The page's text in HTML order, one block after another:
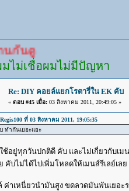
มไม่เชื่อผมไม่มีปัญหา
Re: DIY คอยล์แยกโรตารี่ใน EK คับ
« ตอบ #45 เมื่อ:03 สิงหาคม 2011, 20:49:05 »
ที่ 03 สิงหาคม 2011, 19:05:35
ทำกันเยอะแยะ
ช้อยู่ทุกวันปกติดี คับ และไม่เกี่ยวกับเม
คับไม่ได้ไปเพิ่มโหลดให้เมนส์รีเลย์เลย
าเหนี่ยวนำมันสูง ขดลวดมันพันเยอะร